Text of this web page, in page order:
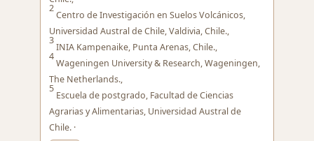
2
Centro de Investigación en Suelos Volcánicos,
Universidad Austral de Chile, Valdivia, Chile.,
3
INIA Kampenaike, Punta Arenas, Chile.,
4
Wageningen University & Research, Wageningen,
The Netherlands.,
5
Escuela de postgrado, Facultad de Ciencias
Agrarias y Alimentarias, Universidad Austral de
Chile. ·